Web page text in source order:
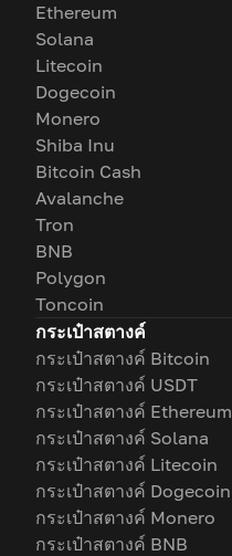
Ethereum
Solana
Litecoin
Dogecoin
Monero
Shiba Inu
Bitcoin Cash
Avalanche
Tron
BNB
Polygon
Toncoin
กระเป๋าสตางค์
กระเป๋าสตางค์ Bitcoin
กระเป๋าสตางค์ USDT
กระเป๋าสตางค์ Ethereum
กระเป๋าสตางค์ Solana
กระเป๋าสตางค์ Litecoin
กระเป๋าสตางค์ Dogecoin
กระเป๋าสตางค์ Monero
กระเป๋าสตางค์ BNB